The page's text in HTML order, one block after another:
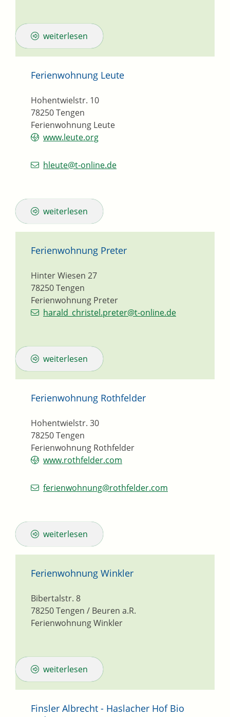
weiterlesen
Ferienwohnung Leute
Ferienwohnung Leute
Hohentwielstr. 10
78250Tengen
www.leute.org
hleute@t-online.de
weiterlesen
Ferienwohnung Preter
Ferienwohnung Preter
Hinter Wiesen 27
78250Tengen
harald_christel.preter@t-online.de
weiterlesen
Ferienwohnung Rothfelder
Ferienwohnung Rothfelder
Hohentwielstr. 30
78250Tengen
www.rothfelder.com
ferienwohnung@rothfelder.com
weiterlesen
Ferienwohnung Winkler
Ferienwohnung Winkler
Bibertalstr. 8
78250Tengen / Beuren a.R.
weiterlesen
Finsler Albrecht - Haslacher Hof Bio